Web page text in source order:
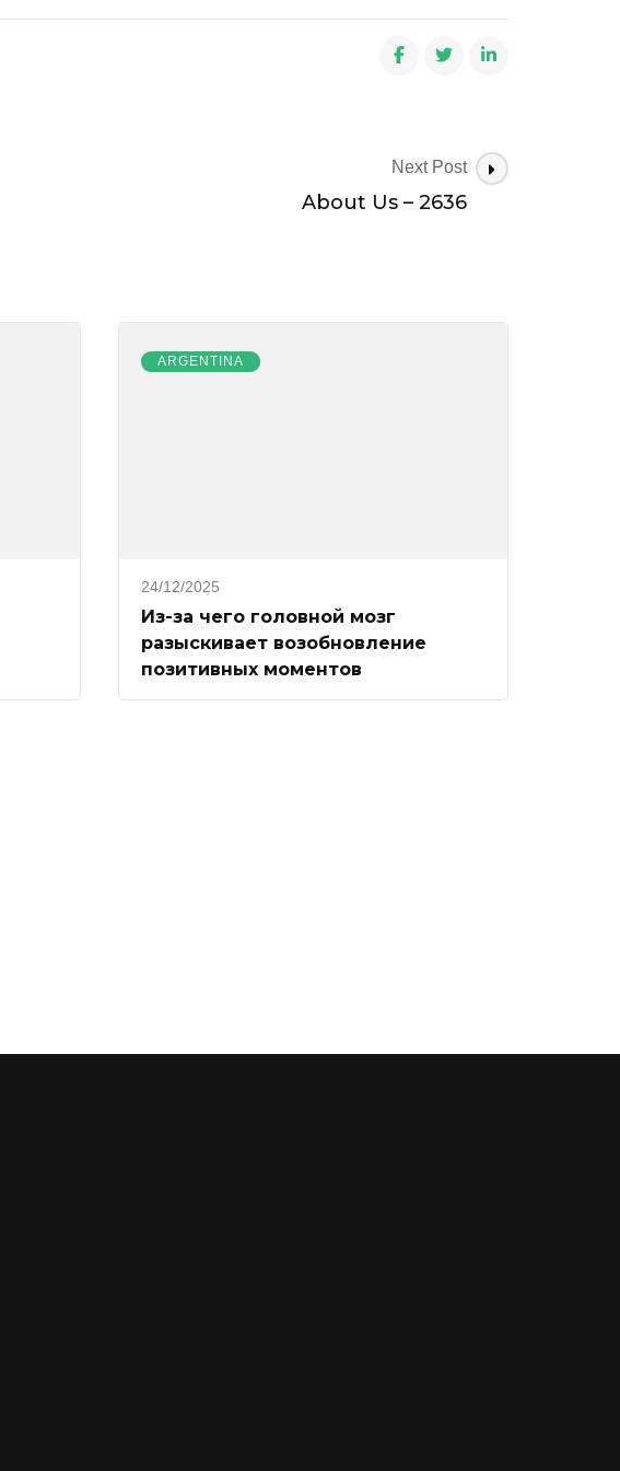
Next Post
About Us – 2636
ARGENTINA
24/12/2025
Из-за чего головной мозг
разыскивает возобновление
позитивных моментов